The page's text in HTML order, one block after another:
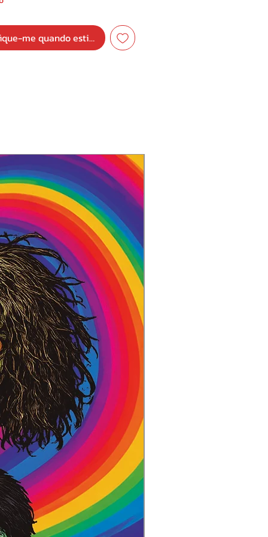
Home (Studio Live-Version)
me quando estiver disponível